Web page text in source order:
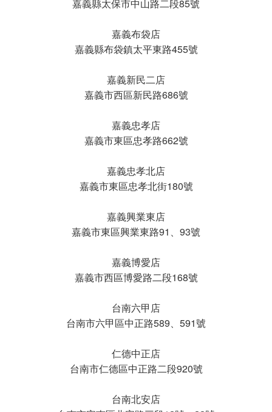
嘉義縣太保市中山路二段85號
嘉義布袋店
嘉義縣布袋鎮太平東路455號
嘉義新民二店
嘉義市西區新民路686號
嘉義忠孝店
嘉義市東區忠孝路662號
嘉義忠孝北店
嘉義市東區忠孝北街180號
嘉義興業東店
嘉義市東區興業東路91、93號
嘉義博愛店
嘉義市西區博愛路二段168號
台南六甲店
台南市六甲區中正路589、591號
仁德中正店
台南市仁德區中正路二段920號
台南北安店